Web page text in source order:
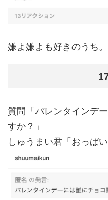
嫌よ嫌よも好きのうち。
質問「バレンタインデ
すか？」
しゅうまい君「おっぱい